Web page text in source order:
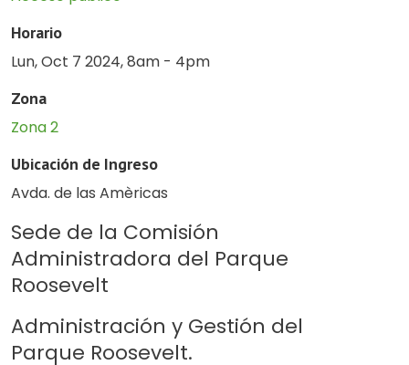
Horario
Lun, Oct 7 2024, 8am - 4pm
Zona
Zona 2
Ubicación de Ingreso
Avda. de las Amèricas
Sede de la Comisión
Administradora del Parque
Roosevelt
Administración y Gestión del
Parque Roosevelt.